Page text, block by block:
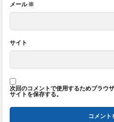
メール※
サイト
次回のコメントで使用するためブラウ
サイトを保存する。